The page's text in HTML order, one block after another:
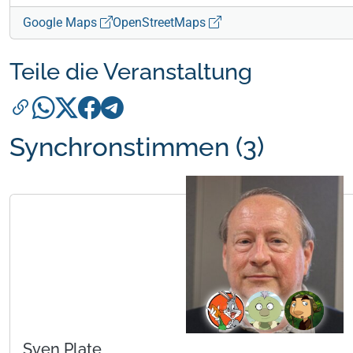
Google Maps OpenStreetMaps
Teile die Veranstaltung
Synchronstimmen (3)
Sven Plate